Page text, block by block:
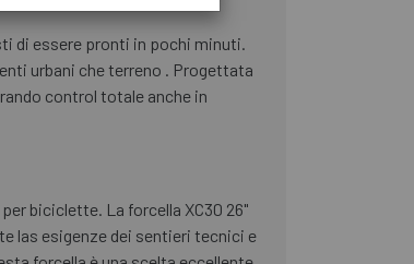
di essere pronti in pochi minuti.
urbani che terreno . Progettata
control totale anche in
biciclette. La forcella XC30 26"
las esigenze dei sentieri tecnici e